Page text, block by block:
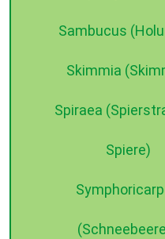
Sambucus
Skimmia
Spiraea
Spiere)